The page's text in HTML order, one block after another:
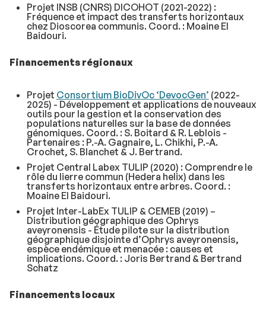
Projet INSB (CNRS) DICOHOT (2021-2022) :
Fréquence et impact des transferts horizontaux
chez Dioscorea communis. Coord. : Moaine El
Baidouri.
Financements régionaux
Projet Consortium BioDivOc ‘DevocGen’ (2022-
2025) - Développement et applications de nouveaux
outils pour la gestion et la conservation des
populations naturelles sur la base de données
génomiques. Coord. : S. Boitard & R. Leblois -
Partenaires : P.-A. Gagnaire, L. Chikhi, P.-A.
Crochet, S. Blanchet & J. Bertrand.
Projet Central Labex TULIP (2020) : Comprendre le
rôle du lierre commun (Hedera helix) dans les
transferts horizontaux entre arbres. Coord. :
Moaine El Baidouri.
Projet Inter-LabEx TULIP & CEMEB (2019) –
Distribution géographique des Ophrys
aveyronensis- Étude pilote sur la distribution
géographique disjointe d’Ophrys aveyronensis,
espèce endémique et menacée : causes et
implications. Coord. : Joris Bertrand & Bertrand
Schatz
Financements locaux